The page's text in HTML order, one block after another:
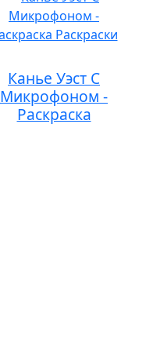
Канье Уэст С
Микрофоном -
Раскраска